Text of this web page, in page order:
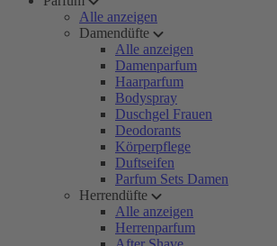
Alle anzeigen
Damendüfte
Alle anzeigen
Damenparfum
Haarparfum
Bodyspray
Duschgel Frauen
Deodorants
Körperpflege
Duftseifen
Parfum Sets Damen
Herrendüfte
Alle anzeigen
Herrenparfum